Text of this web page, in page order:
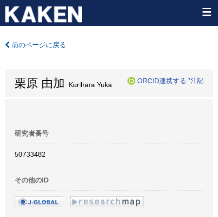
前のページに戻る
栗原 由加 Kurihara Yuka
ORCID連携する *注記
研究者番号
50733482
その他のID